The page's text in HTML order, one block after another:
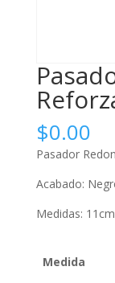
$0.00
Pasador
Acabado:
Medidas:
Medida